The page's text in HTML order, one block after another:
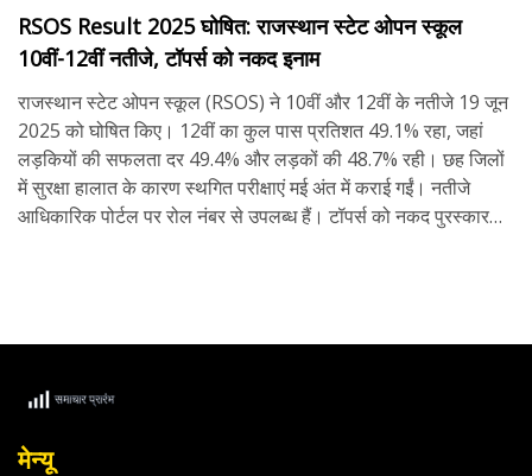
RSOS Result 2025 घोषित: राजस्थान स्टेट ओपन स्कूल
10वीं-12वीं नतीजे, टॉपर्स को नकद इनाम
राजस्थान स्टेट ओपन स्कूल (RSOS) ने 10वीं और 12वीं के नतीजे 19 जून
2025 को घोषित किए। 12वीं का कुल पास प्रतिशत 49.1% रहा, जहां
लड़कियों की सफलता दर 49.4% और लड़कों की 48.7% रही। छह जिलों
में सुरक्षा हालात के कारण स्थगित परीक्षाएं मई अंत में कराई गईं। नतीजे
आधिकारिक पोर्टल पर रोल नंबर से उपलब्ध हैं। टॉपर्स को नकद पुरस्कार
मेन्यू